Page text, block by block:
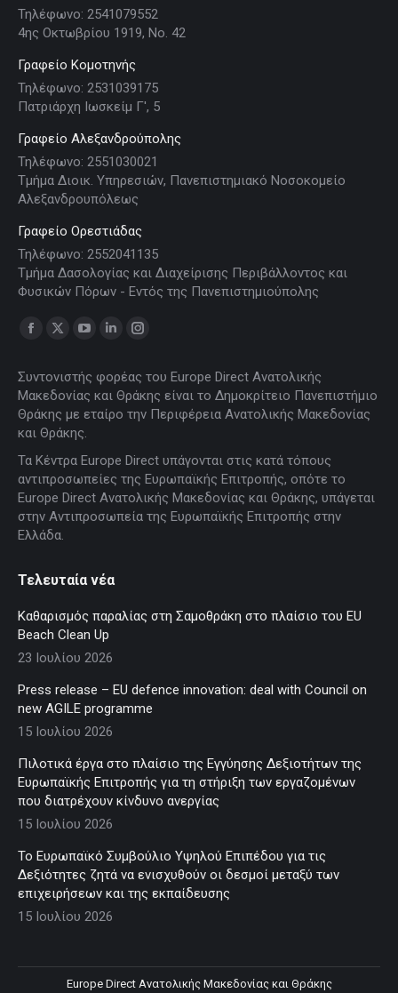
Τηλέφωνο: 2541079552
4ης Οκτωβρίου 1919, Νο. 42
Γραφείο Κομοτηνής
Τηλέφωνο: 2531039175
Πατριάρχη Ιωσκείμ Γ', 5
Γραφείο Αλεξανδρούπολης
Τηλέφωνο: 2551030021
Τμήμα Διοικ. Υπηρεσιών, Πανεπιστημιακό Νοσοκομείο
Αλεξανδρουπόλεως
Γραφείο Ορεστιάδας
Τηλέφωνο: 2552041135
Τμήμα Δασολογίας και Διαχείρισης Περιβάλλοντος και
Φυσικών Πόρων - Εντός της Πανεπιστημιούπολης
Find us on:
Facebook
opens
in
new
window
X
opens
new
window
YouTube
opens
in
new
window
Linkedin
opens
window
Instagram
opens
window
Συντονιστής φορέας του Europe Direct Ανατολικής
Μακεδονίας και Θράκης είναι το Δημοκρίτειο Πανεπιστήμιο
Θράκης με εταίρο την Περιφέρεια Ανατολικής Μακεδονίας
και Θράκης.
Τα Κέντρα Europe Direct υπάγονται στις κατά τόπους
αντιπροσωπείες της Ευρωπαϊκής Επιτροπής, οπότε το
Europe Direct Ανατολικής Μακεδονίας και Θράκης, υπάγεται
στην Αντιπροσωπεία της Ευρωπαϊκής Επιτροπής στην
Ελλάδα.
Τελευταία νέα
Καθαρισμός παραλίας στη Σαμοθράκη στο πλαίσιο του EU
Beach Clean Up
23 Ιουλίου 2026
Press release – EU defence innovation: deal with Council on
new AGILE programme
15 Ιουλίου 2026
Πιλοτικά έργα στο πλαίσιο της Εγγύησης Δεξιοτήτων της
Ευρωπαϊκής Επιτροπής για τη στήριξη των εργαζομένων
που διατρέχουν κίνδυνο ανεργίας
15 Ιουλίου 2026
Το Ευρωπαϊκό Συμβούλιο Υψηλού Επιπέδου για τις
Δεξιότητες ζητά να ενισχυθούν οι δεσμοί μεταξύ των
επιχειρήσεων και της εκπαίδευσης
15 Ιουλίου 2026
Europe Direct Ανατολικής Μακεδονίας και Θράκης